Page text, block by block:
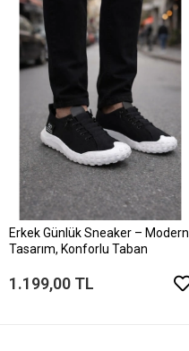
Erkek Günlük Sneaker – Modern
Tasarım, Konforlu Taban
1.199,00 TL